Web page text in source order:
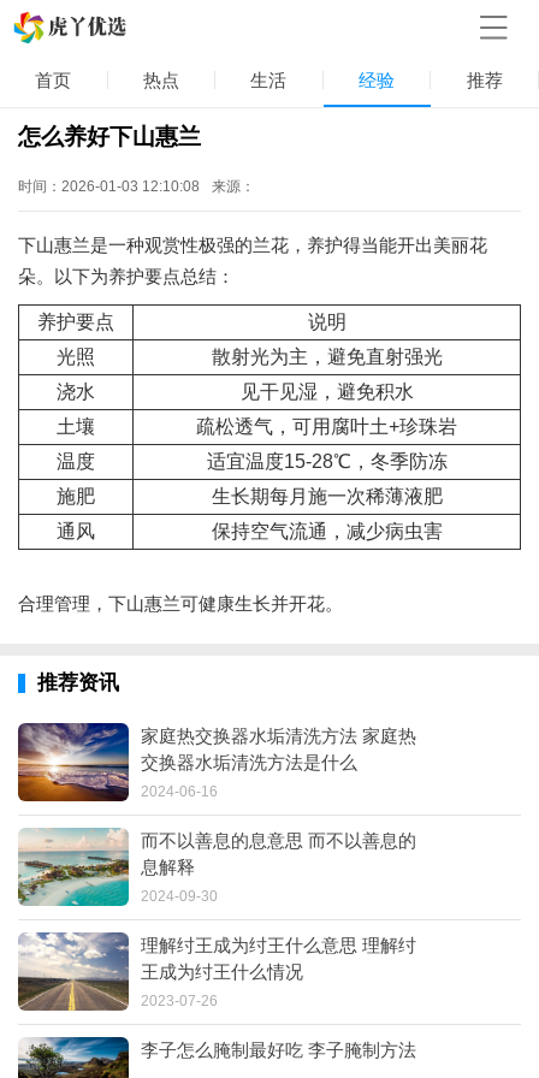
首页 热点 生活 经验 推荐
怎么养好下山惠兰
时间：2026-01-03 12:10:08 来源：
下山惠兰是一种观赏性极强的兰花，养护得当能开出美丽花
朵。以下为养护要点总结：
养护要点
说明
光照
散射光为主，避免直射强光
浇水
见干见湿，避免积水
土壤
疏松透气，可用腐叶土+珍珠岩
温度
适宜温度15-28℃，冬季防冻
施肥
生长期每月施一次稀薄液肥
通风
保持空气流通，减少病虫害
合理管理，下山惠兰可健康生长并开花。
推荐资讯
家庭热交换器水垢清洗方法 家庭热
交换器水垢清洗方法是什么
2024-06-16
而不以善息的息意思 而不以善息的
息解释
2024-09-30
理解纣王成为纣王什么意思 理解纣
王成为纣王什么情况
2023-07-26
李子怎么腌制最好吃 李子腌制方法